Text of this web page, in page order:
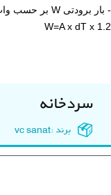
- بار برودتی W بر حسب وات از رابطه زیر حاصل می شود:
W=A x dT x 1.2
سردخانه
برند :vc sanat